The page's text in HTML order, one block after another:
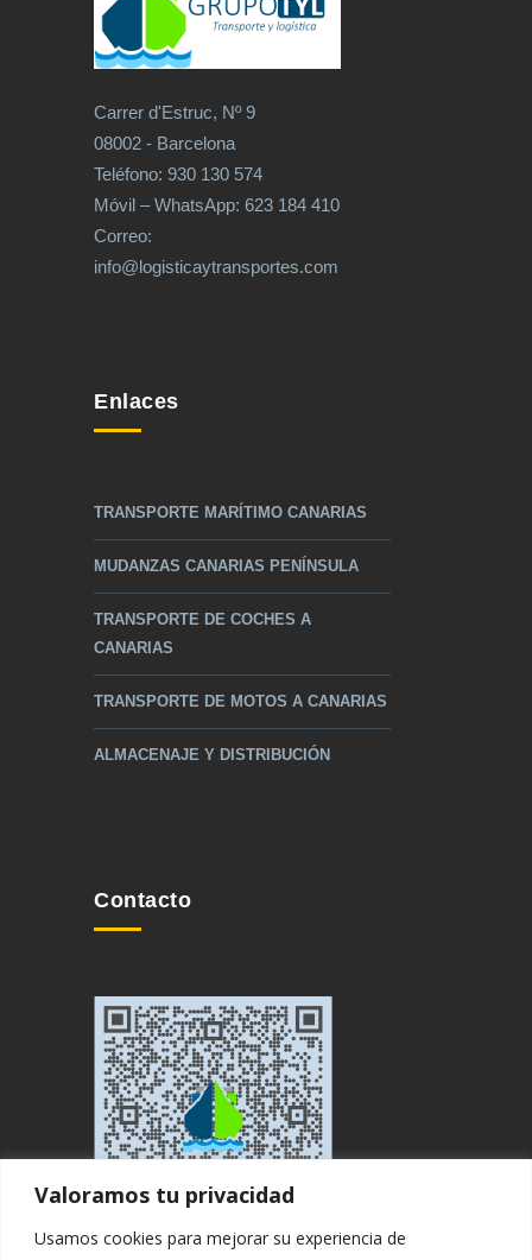
Valoramos tu privacidad
Usamos cookies para mejorar su experiencia de
Carrer d'Estruc, Nº 9
08002 - Barcelona
Teléfono: 930 130 574
Móvil – WhatsApp: 623 184 410
Correo:
info@logisticaytransportes.com
Enlaces
TRANSPORTE MARÍTIMO CANARIAS
MUDANZAS CANARIAS PENÍNSULA
TRANSPORTE DE COCHES A
CANARIAS
TRANSPORTE DE MOTOS A CANARIAS
ALMACENAJE Y DISTRIBUCIÓN
Contacto